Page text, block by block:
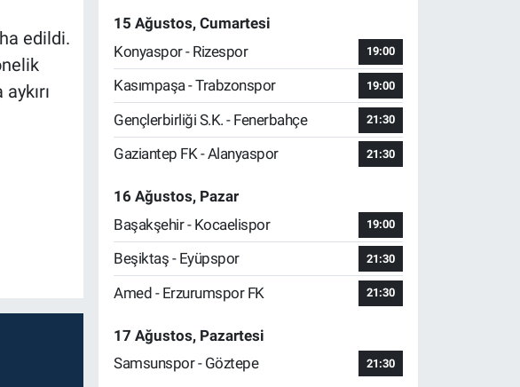
edildi.
15 Ağustos, Cumartesi
Konyaspor - Rizespor
19:00
Kasımpaşa - Trabzonspor 19:00
Gençlerbirliği S.K. - Fenerbahçe 21:30
Gaziantep FK - Alanyaspor 21:30
16 Ağustos, Pazar
Başakşehir - Kocaelispor
19:00
Beşiktaş - Eyüpspor 21:30
Amed - Erzurumspor FK 21:30
17 Ağustos, Pazartesi
Samsunspor - Göztepe
21:30